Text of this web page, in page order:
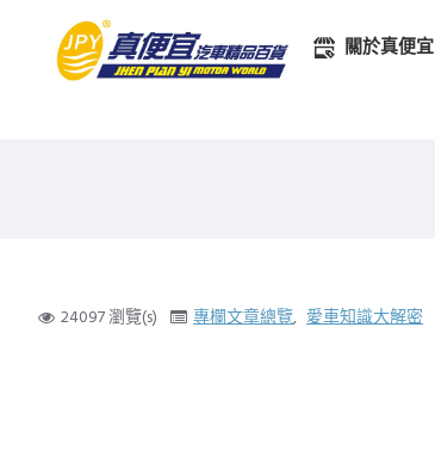
關於真便宜
24097 瀏覽(s) 專欄文章總覽, 愛車知識大解密